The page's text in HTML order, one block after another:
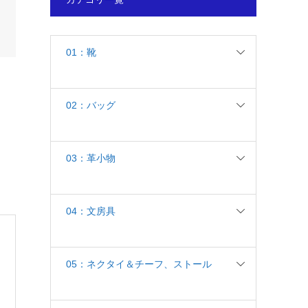
01：靴
02：バッグ
03：革小物
04：文房具
05：ネクタイ＆チーフ、ストール